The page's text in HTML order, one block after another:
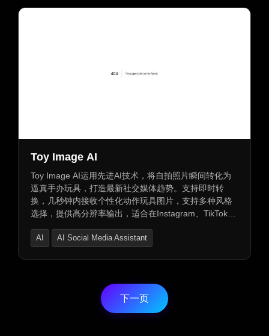
Toy Image AI
Toy Image AI运用先进AI技术，将自拍照片瞬间转化为
逼真手办玩具，打造最新社交媒体趋势。支持即时转
换，几秒钟内接收个性化动作玩具图片，支持多种风格
选择，提供高分辨率输出，适合在Instagram、TikTok等
开启您的创意之旅！
AI
AI Social Media Assistant
下一页